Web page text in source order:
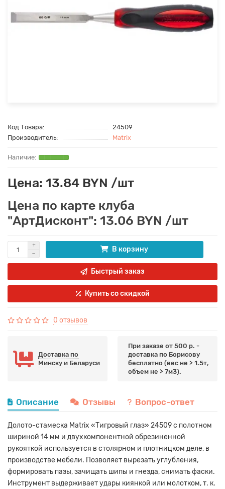
Код Товара:
24509
Производитель:
Matrix
Цена: 13.84 BYN /шт
Цена по карте клуба
"АртДисконт": 13.06 BYN /шт
В корзину
Быстрый заказ
Купить со скидкой
0 отзывов
Доставка по
Минску и Беларуси
При заказе от 500 р. -
доставка по Борисову
бесплатно (вес не > 1.5т,
объем не > 7м3).
Описание Отзывы Вопрос-ответ
Долото-стамеска Matrix «Тигровый глаз» 24509 с полотном
шириной 14 мм и двухкомпонентной обрезиненной
рукояткой используется в столярном и плотницком деле, в
производстве мебели. Позволяет вырезать углубления,
формировать пазы, зачищать шипы и гнезда, снимать фаски.
Инструмент выдерживает удары киянкой или молотком, т. к.